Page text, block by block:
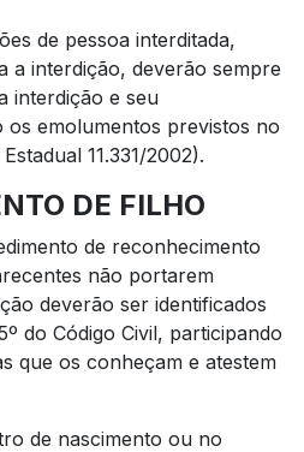
de pessoa interditada,
a interdição, deverão sempre
interdição e seu
os emolumentos previstos no
11.331/2002).
DE FILHO
de reconhecimento
não portarem
deverão ser identificados
do Código Civil, participando
que os conheçam e atestem
de nascimento ou no